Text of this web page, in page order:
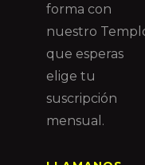
forma con
nuestro
que esperas
elige tu
suscripción
mensual.